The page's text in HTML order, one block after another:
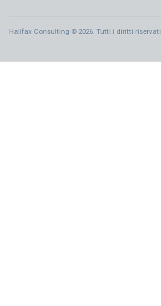
Halifax Consulting © 2026. Tutti i diritti riservati.